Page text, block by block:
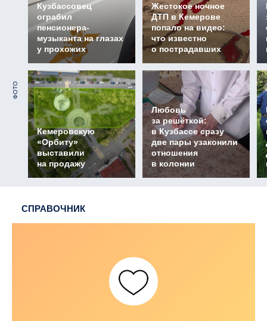
Кузбассовец
ограбил
пенсионера-
музыканта на глазах
у прохожих
Жестокое ночное
ДТП в Кемерове
попало на видео:
что известно
о пострадавших
ФОТО
Кемеровскую
«Орбиту»
выставили
на продажу
Любовь
за решёткой:
в Кузбассе сразу
две пары узаконили
отношения
в колонии
СПРАВОЧНИК